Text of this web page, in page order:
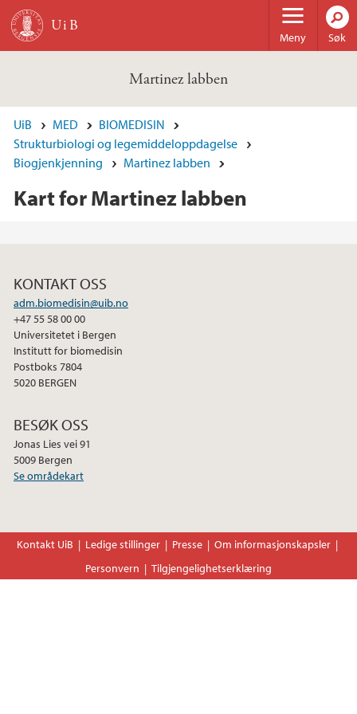
Hopp til hovedinnhold
Meny Søk
Martinez labben
UiB MED
BIOMEDISIN
Strukturbiologi og legemiddeloppdagelse
Biogjenkjenning
Martinez labben
Kart for Martinez labben
KONTAKT OSS
adm.biomedisin@uib.no
+47 55 58 00 00
Universitetet i Bergen
Institutt for biomedisin
Postboks 7804
5020 BERGEN
BESØK OSS
Jonas Lies vei 91
5009 Bergen
Se områdekart
Kontakt UiB Ledige stillinger Presse
Om informasjonskapsler
Personvern
Tilgjengelighetserklæring